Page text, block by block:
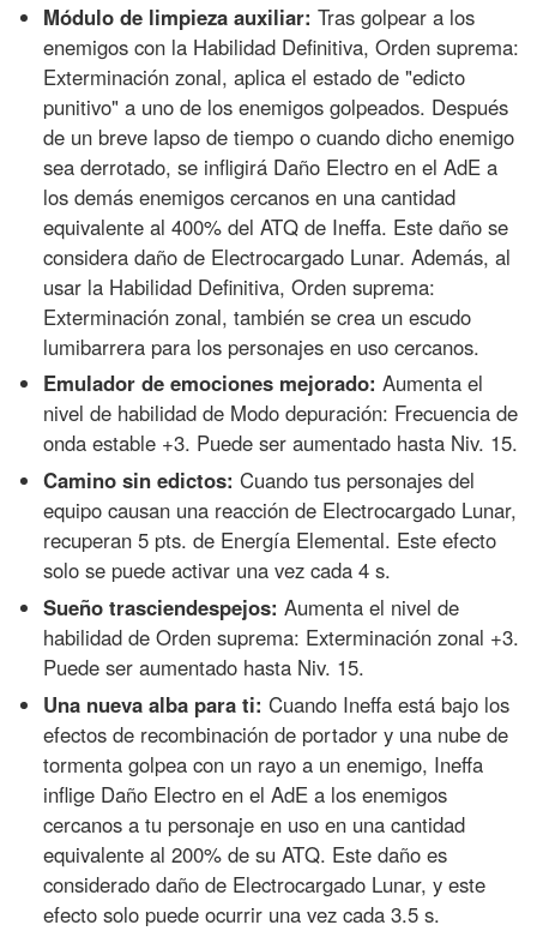
Módulo de limpieza auxiliar: Tras golpear a los
enemigos con la Habilidad Definitiva, Orden suprema:
Exterminación zonal, aplica el estado de "edicto
punitivo" a uno de los enemigos golpeados. Después
de un breve lapso de tiempo o cuando dicho enemigo
sea derrotado, se infligirá Daño Electro en el AdE a
los demás enemigos cercanos en una cantidad
equivalente al 400% del ATQ de Ineffa. Este daño se
considera daño de Electrocargado Lunar. Además, al
usar la Habilidad Definitiva, Orden suprema:
Exterminación zonal, también se crea un escudo
lumibarrera para los personajes en uso cercanos.
Emulador de emociones mejorado: Aumenta el
nivel de habilidad de Modo depuración: Frecuencia de
onda estable +3. Puede ser aumentado hasta Niv. 15.
Camino sin edictos: Cuando tus personajes del
equipo causan una reacción de Electrocargado Lunar,
recuperan 5 pts. de Energía Elemental. Este efecto
solo se puede activar una vez cada 4 s.
Sueño trasciendespejos: Aumenta el nivel de
habilidad de Orden suprema: Exterminación zonal +3.
Puede ser aumentado hasta Niv. 15.
Una nueva alba para ti: Cuando Ineffa está bajo los
efectos de recombinación de portador y una nube de
tormenta golpea con un rayo a un enemigo, Ineffa
inflige Daño Electro en el AdE a los enemigos
cercanos a tu personaje en uso en una cantidad
equivalente al 200% de su ATQ. Este daño es
considerado daño de Electrocargado Lunar, y este
efecto solo puede ocurrir una vez cada 3.5 s.